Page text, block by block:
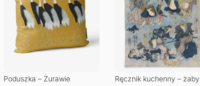
Poduszka – Żurawie
Ręcznik kuchenny – żaby